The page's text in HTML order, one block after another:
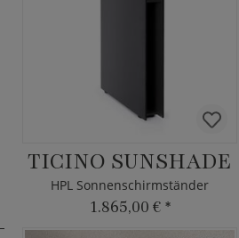
TICINO SUNSHADE
HPL Sonnenschirmständer
1.865,00 € *